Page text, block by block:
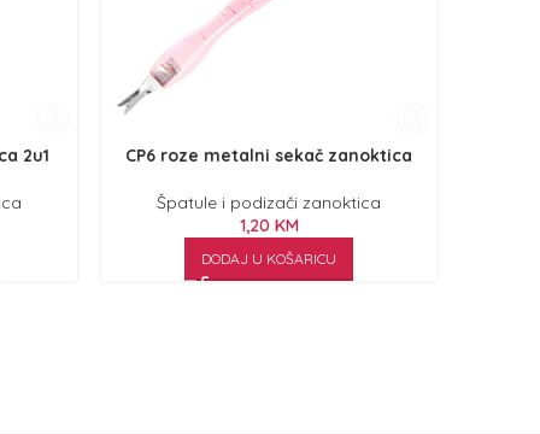
2u1 CP6 roze metalni sekač zanoktica
Špatule i podizači zanoktica
1,20 KM
DODAJ U KOŠARICU